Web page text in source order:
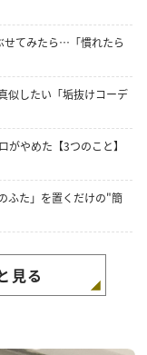
せてみたら…「慣れたら
似したい「垢抜けコーデ
がやめた【3つのこと】
ふた」を置くだけの"簡
見る